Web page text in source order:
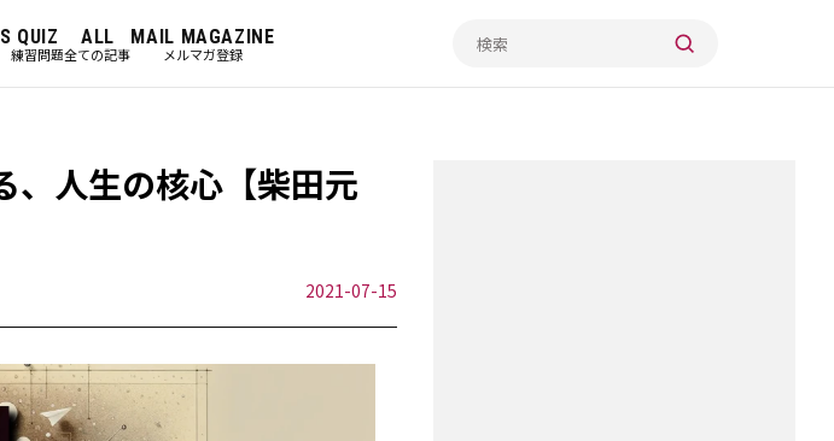
QUIZ
練習問題
ALL
全ての記事
MAIL MAGAZINE
メルマガ登録
、人生の核心【柴田元
2021-07-15